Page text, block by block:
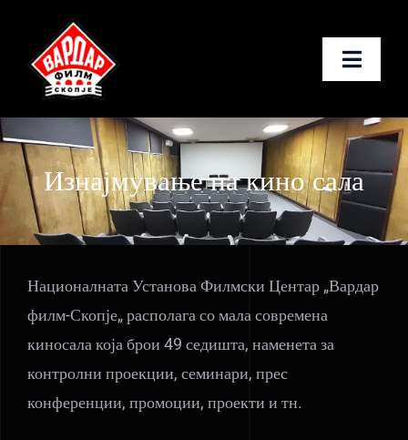
content
Toggle
Почетна
За нас
Услуги
Новости
Контакт
Македонски
Изнајмување на кино сала
Националната Установа Филмски Центар „Вардар
филм-Скопје„ располага со мала современа
киносала која брои 49 седишта, наменета за
контролни проекции, семинари, прес
конференции, промоции, проекти и тн.